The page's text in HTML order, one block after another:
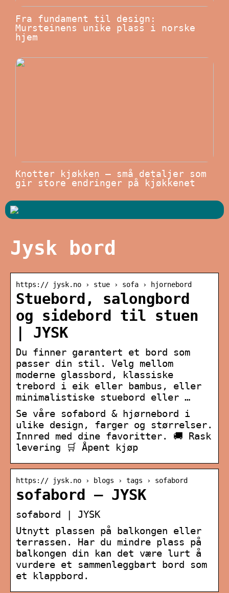
Fra fundament til design:
Mursteinens unike plass i norske
hjem
Knotter kjøkken – små detaljer som
gir store endringer på kjøkkenet
Jysk bord
https:// jysk.no › stue › sofa › hjornebord
Stuebord, salongbord
og sidebord til stuen
| JYSK
Du finner garantert et bord som
passer din stil. Velg mellom
moderne glassbord, klassiske
trebord i eik eller bambus, eller
minimalistiske stuebord eller …
Se våre sofabord & hjørnebord i
ulike design, farger og størrelser.
Innred med dine favoritter. 🚚 Rask
levering 🛒 Åpent kjøp
https:// jysk.no › blogs › tags › sofabord
sofabord – JYSK
sofabord | JYSK
Utnytt plassen på balkongen eller
terrassen. Har du mindre plass på
balkongen din kan det være lurt å
vurdere et sammenleggbart bord som
et klappbord.